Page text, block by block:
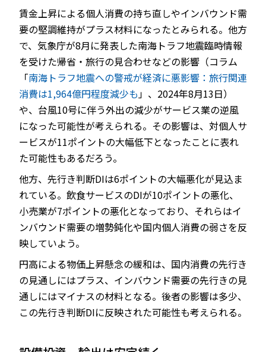
賃金上昇による個人消費の持ち直しやインバウンド需
要の堅調維持がプラス材料になったとみられる。他方
で、気象庁が8月に発表した南海トラフ地震臨時情報
を受けた帰省・旅行の見合わせなどの影響（コラム
「南海トラフ地震への警戒が経済に悪影響：旅行関連
消費は1,964億円程度減少も」、2024年8月13日）
や、台風10号に伴う外出の減少がサービス業の逆風
になった可能性が考えられる。その影響は、対個人サ
ービスが11ポイントの大幅低下となったことに表れ
た可能性もあるだろう。
他方、先行き判断DIは6ポイントの大幅悪化が見込ま
れている。飲食サービスのDIが10ポイントの悪化、
小売業が7ポイントの悪化となっており、それらはイ
ンバウンド需要の増勢鈍化や国内個人消費の弱さを反
映していよう。
円高による物価上昇懸念の緩和は、国内消費の先行き
の見通しにはプラス、インバウンド需要の先行きの見
通しにはマイナスの材料となる。後者の影響は多少、
この先行き判断DIに反映された可能性も考えられる。